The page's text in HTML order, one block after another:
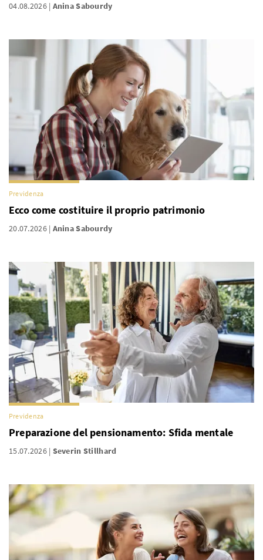
04.08.2026 Anina Sabourdy
Previdenza
Ecco come costituire il proprio patrimonio
20.07.2026 Anina Sabourdy
Previdenza
Preparazione del pensionamento: Sfida mentale
15.07.2026 Severin Stillhard